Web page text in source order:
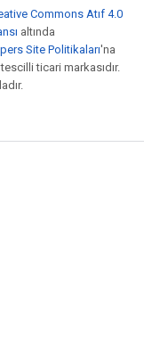
Commons Atıf 4.0
altında
Site Politikaları'na
ticari markasıdır.